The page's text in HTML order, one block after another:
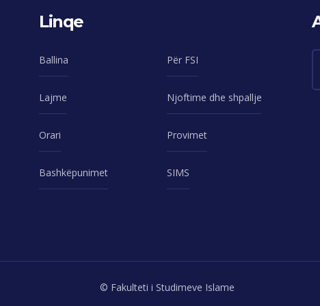
Linqe
Ballina Për FSI
Lajme Njoftime dhe shpallje
Orari Provimet
Bashkëpunimet SIMS
© Fakulteti i Studimeve Islame